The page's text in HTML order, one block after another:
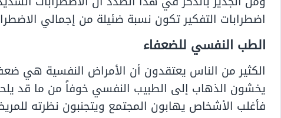
اضطرابات التفكير تكون نسبة ضئيلة من إجمالي
الطب النفسي للضعفاء
الكثير من الناس يعتقدون أن الأمراض النفسية هي
يخشون الذهاب إلى الطبيب النفسي خوفاً من ما قد
فأغلب الأشخاص يهابون المجتمع ويتجنبون نظرته